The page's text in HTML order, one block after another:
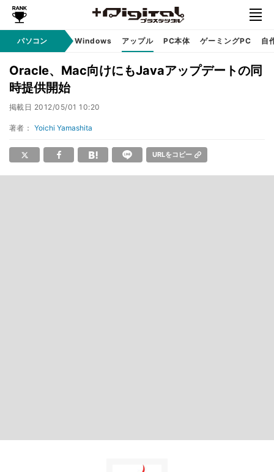
パソコン Windows アップル PC本体 ゲーミングPC 自
Oracle、Mac向けにもJavaアップデートの同
時提供開始
掲載日 2012/05/01 10:20
著者： Yoichi Yamashita
URLをコピー